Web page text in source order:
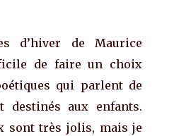
d’hiver de Maurice
de faire un choix
qui parlent de
destinés aux enfants.
sont très jolis, mais je